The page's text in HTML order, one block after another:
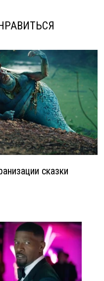
сказки